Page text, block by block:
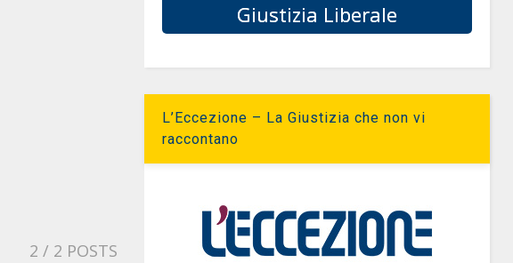
2 / 2 POSTS
Giustizia Liberale
L’Eccezione – La Giustizia che non vi
raccontano